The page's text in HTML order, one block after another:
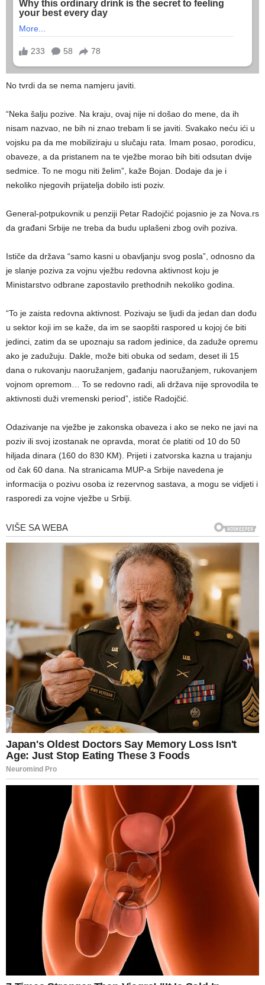
No tvrdi da se nema namjeru javiti.
“Neka šalju pozive. Na kraju, ovaj nije ni došao do mene, da ih
nisam nazvao, ne bih ni znao trebam li se javiti. Svakako neću ići u
vojsku pa da me mobiliziraju u slučaju rata. Imam posao, porodicu,
obaveze, a da pristanem na te vježbe morao bih biti odsutan dvije
sedmice. To ne mogu niti želim”, kaže Bojan. Dodaje da je i
nekoliko njegovih prijatelja dobilo isti poziv.
General-potpukovnik u penziji Petar Radojčić pojasnio je za Nova.rs
da građani Srbije ne treba da budu uplašeni zbog ovih poziva.
Ističe da država “samo kasni u obavljanju svog posla”, odnosno da
je slanje poziva za vojnu vježbu redovna aktivnost koju je
Ministarstvo odbrane zapostavilo prethodnih nekoliko godina.
“To je zaista redovna aktivnost. Pozivaju se ljudi da jedan dan dođu
u sektor koji im se kaže, da im se saopšti raspored u kojoj će biti
jedinci, zatim da se upoznaju sa radom jedinice, da zaduže opremu
ako je zadužuju. Dakle, može biti obuka od sedam, deset ili 15
dana o rukovanju naoružanjem, gađanju naoružanjem, rukovanjem
vojnom opremom… To se redovno radi, ali država nije sprovodila te
aktivnosti duži vremenski period”, ističe Radojčić.
Odazivanje na vježbe je zakonska obaveza i ako se neko ne javi na
poziv ili svoj izostanak ne opravda, morat će platiti od 10 do 50
hiljada dinara (160 do 830 KM). Prijeti i zatvorska kazna u trajanju
od čak 60 dana. Na stranicama MUP-a Srbije navedena je
informacija o pozivu osoba iz rezervnog sastava, a mogu se vidjeti i
rasporedi za vojne vježbe u Srbiji.